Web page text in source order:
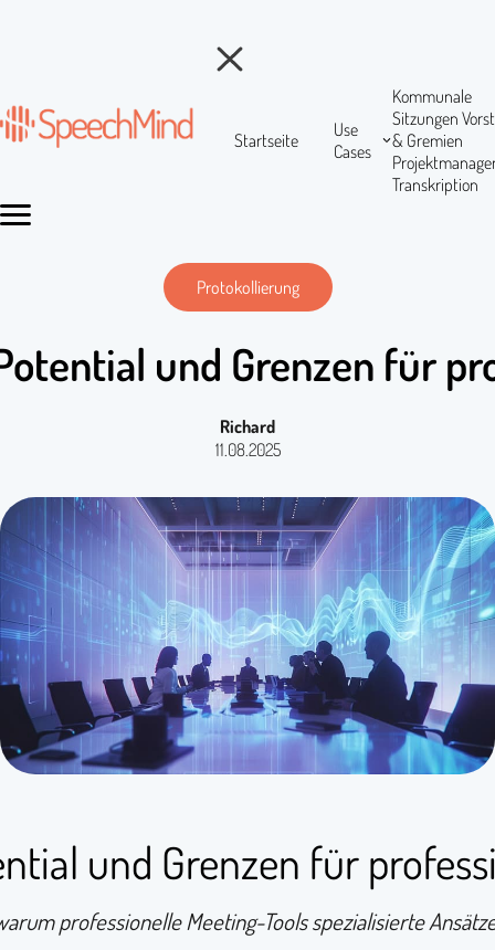
Startseite
Use
Cases
Kommunale
Sitzungen
& Gremien
Transkription
Protokollierung
und Grenzen für
Richard
11.08.2025
und Grenzen für
professionelle Meeting-Tools spezialisierte